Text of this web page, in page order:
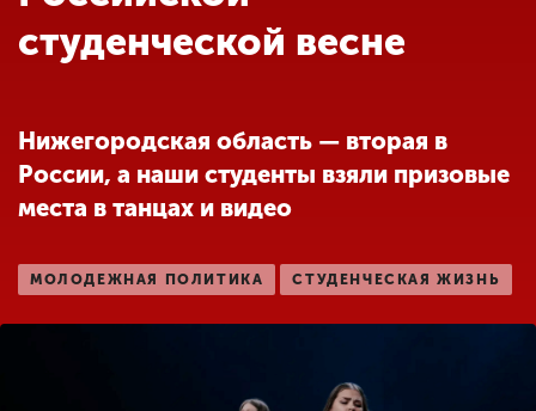
Обучение
Международная
деятельность
Другие виды
Студенческая жизнь
студенческой весне
Нижегородская область — вторая в
России, а наши студенты взяли призовые
места в танцах и видео
МОЛОДЕЖНАЯ ПОЛИТИКА СТУДЕНЧЕСКАЯ ЖИЗНЬ